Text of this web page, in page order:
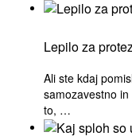
Lepilo za
Ali ste kdaj
samozavestno
to, …